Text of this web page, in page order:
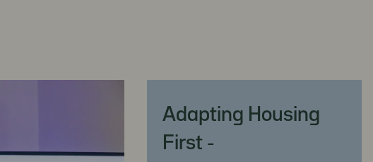
Adapting Housing
First -